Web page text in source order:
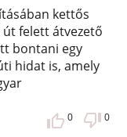
kettős
út felett átvezető
bontani egy
hidat is, amely
0 0